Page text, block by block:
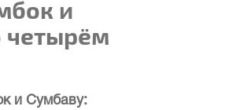
и
четырём
и Сумбаву: